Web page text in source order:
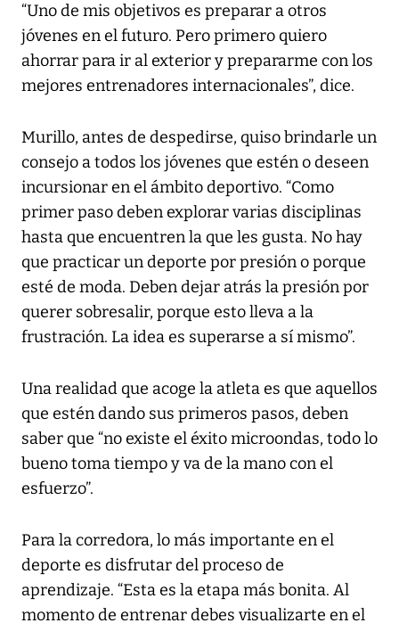
“Uno de mis objetivos es preparar a otros
jóvenes en el futuro. Pero primero quiero
ahorrar para ir al exterior y prepararme con los
mejores entrenadores internacionales”, dice.
Murillo, antes de despedirse, quiso brindarle un
consejo a todos los jóvenes que estén o deseen
incursionar en el ámbito deportivo. “Como
primer paso deben explorar varias disciplinas
hasta que encuentren la que les gusta. No hay
que practicar un deporte por presión o porque
esté de moda. Deben dejar atrás la presión por
querer sobresalir, porque esto lleva a la
frustración. La idea es superarse a sí mismo”.
Una realidad que acoge la atleta es que aquellos
que estén dando sus primeros pasos, deben
saber que “no existe el éxito microondas, todo lo
bueno toma tiempo y va de la mano con el
esfuerzo”.
Para la corredora, lo más importante en el
deporte es disfrutar del proceso de
aprendizaje. “Esta es la etapa más bonita. Al
momento de entrenar debes visualizarte en el